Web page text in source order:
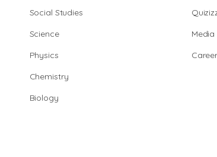
Social Studies
Science
Physics
Chemistry
Biology
Media